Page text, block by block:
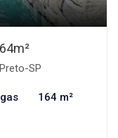
SP
164 m²